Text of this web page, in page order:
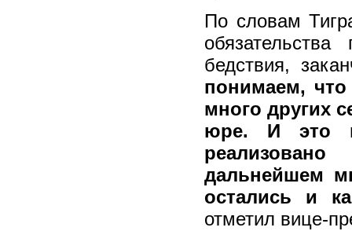
По словам
бедствия,
понимаем,
много других
юре. И это
дальнейшем
остались и
отметил вице-